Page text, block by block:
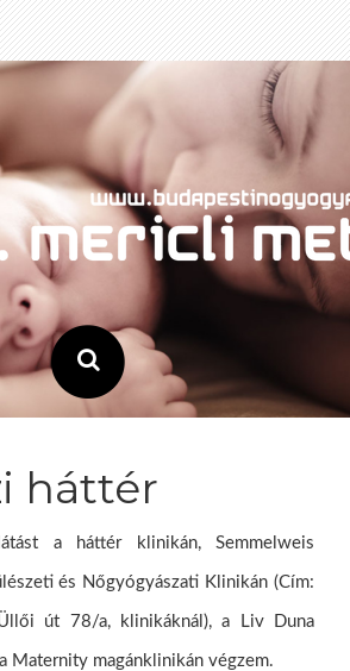
háttér
a háttér klinikán, Semmelweis
és Nőgyógyászati Klinikán (Cím:
út 78/a, klinikáknál), a Liv Duna
Maternity magánklinikán végzem.